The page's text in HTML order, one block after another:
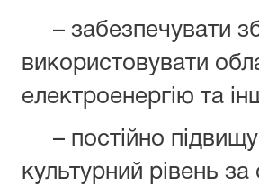
– забезпечувати
використовувати
електроенергію та
– постійно
культурний рівень